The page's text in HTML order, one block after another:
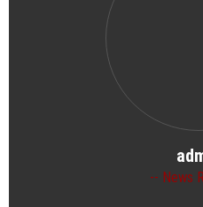
News